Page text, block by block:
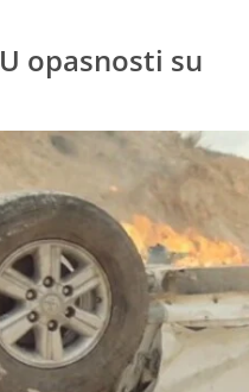
U opasnosti su